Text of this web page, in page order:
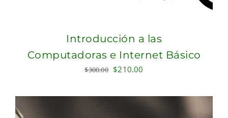
Introducción a las
Computadoras e Internet Básico
$300.00 Original
was:
$210.00
is: